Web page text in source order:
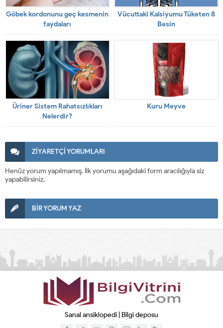
Göbek kordonunu geç kesmenin
faydaları
Vücuttaki Kalsiyumu Tüketen 8
Besin
Üriner Sistem Rahatsızlıkları
Nelerdir?
Kuru Meyve
ZİYARETÇİ YORUMLARI
Henüz yorum yapılmamış. İlk yorumu aşağıdaki form aracılığıyla siz
yapabilirsiniz.
BİR YORUM YAZ
Sanal ansiklopedi | Bilgi deposu